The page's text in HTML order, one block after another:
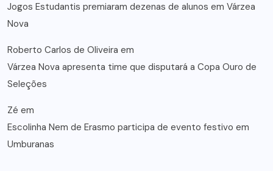
Jogos Estudantis premiaram dezenas de alunos em Várzea
Nova
Roberto Carlos de Oliveira em
Várzea Nova apresenta time que disputará a Copa Ouro de
Seleções
Zé em
Escolinha Nem de Erasmo participa de evento festivo em
Umburanas